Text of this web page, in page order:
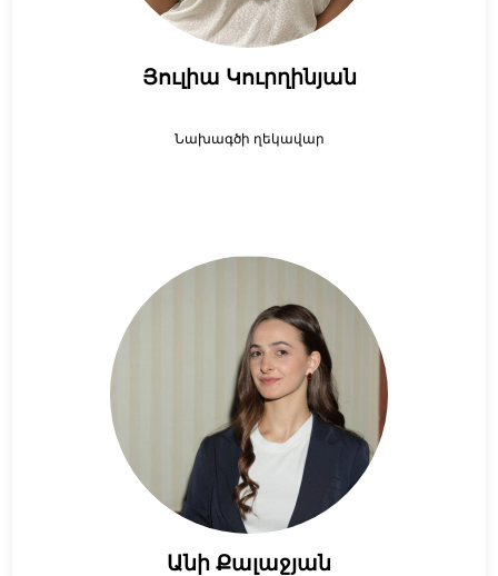
Յուլիա Կուրղինյան
Նախագծի ղեկավար
Անի Քալաջյան